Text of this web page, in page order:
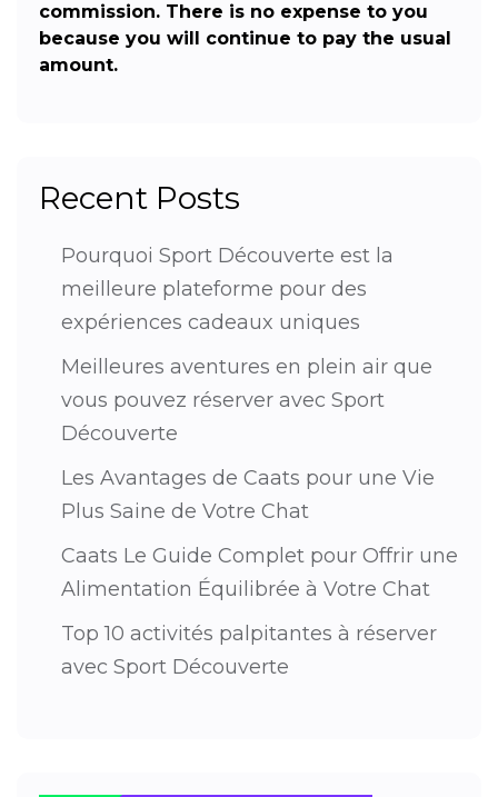
commission. There is no expense to you
because you will continue to pay the usual
amount.
Recent Posts
Pourquoi Sport Découverte est la
meilleure plateforme pour des
expériences cadeaux uniques
Meilleures aventures en plein air que
vous pouvez réserver avec Sport
Découverte
Les Avantages de Caats pour une Vie
Plus Saine de Votre Chat
Caats Le Guide Complet pour Offrir une
Alimentation Équilibrée à Votre Chat
Top 10 activités palpitantes à réserver
avec Sport Découverte